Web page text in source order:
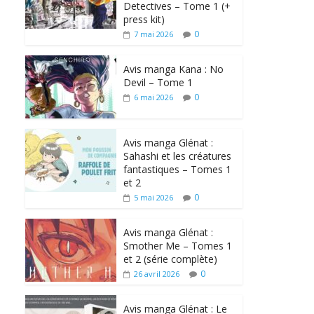
Detectives – Tome 1 (+
press kit)
7 mai 2026 0
Avis manga Kana : No
Devil – Tome 1
6 mai 2026 0
Avis manga Glénat :
Sahashi et les créatures
fantastiques – Tomes 1
et 2
5 mai 2026 0
Avis manga Glénat :
Smother Me – Tomes 1
et 2 (série complète)
26 avril 2026 0
Avis manga Glénat : Le